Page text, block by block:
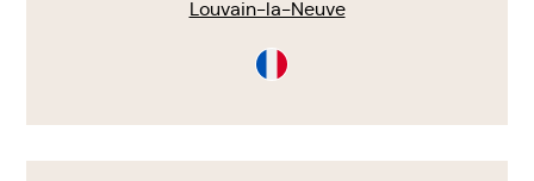
Louvain-la-Neuve
Consultation
en
Voir